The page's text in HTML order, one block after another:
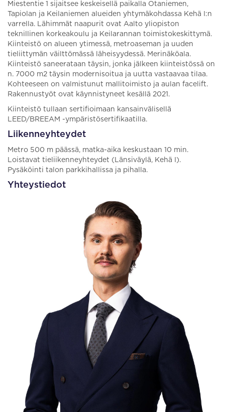
Miestentie 1 sijaitsee keskeisellä paikalla Otaniemen,
Tapiolan ja Keilaniemen alueiden yhtymäkohdassa Kehä I:n
varrella. Lähimmät naapurit ovat Aalto yliopiston
teknillinen korkeakoulu ja Keilarannan toimistokeskittymä.
Kiinteistö on alueen ytimessä, metroaseman ja uuden
tieliittymän väilttömässä läheisyydessä. Merinäköala.
Kiinteistö saneerataan täysin, jonka jälkeen kiinteistössä on
n. 7000 m2 täysin modernisoitua ja uutta vastaavaa tilaa.
Kohteeseen on valmistunut mallitoimisto ja aulan facelift.
Rakennustyöt ovat käynnistyneet kesällä 2021.
Kiinteistö tullaan sertifioimaan kansainvälisellä
LEED/BREEAM -ympäristösertifikaatilla.
Liikenneyhteydet
Metro 500 m päässä, matka-aika keskustaan 10 min.
Loistavat tieliikenneyhteydet (Länsiväylä, Kehä I).
Pysäköinti talon parkkihallissa ja pihalla.
Yhteystiedot